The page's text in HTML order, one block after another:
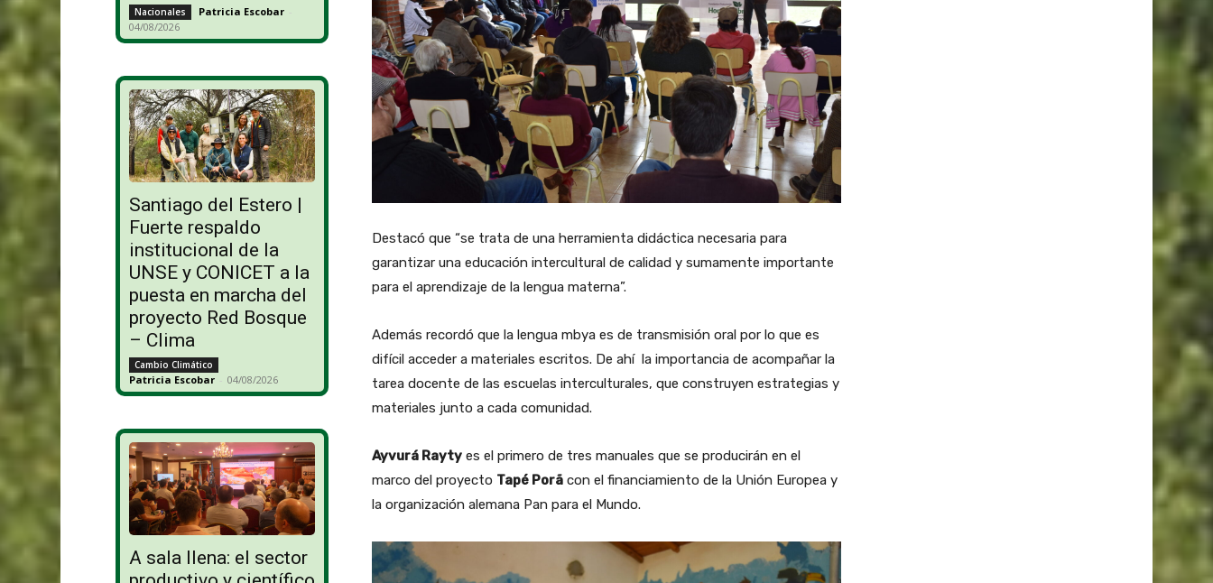
Nacionales Patricia Escobar -
04/08/2026
Santiago del Estero |
Fuerte respaldo
institucional de la
UNSE y CONICET a la
puesta en marcha del
proyecto Red Bosque
– Clima
Cambio Climático
Patricia Escobar - 04/08/2026
A sala llena: el sector
Destacó que “se trata de una herramienta didáctica necesaria para
garantizar una educación intercultural de calidad y sumamente importante
para el aprendizaje de la lengua materna”.
Además recordó que la lengua mbya es de transmisión oral por lo que es
difícil acceder a materiales escritos. De ahí la importancia de acompañar la
tarea docente de las escuelas interculturales, que construyen estrategias y
materiales junto a cada comunidad.
Ayvurá Raytyes el primero de tres manuales que se producirán en el
marco del proyecto Tapé Porãcon el financiamiento de la Unión Europea y
la organización alemana Pan para el Mundo.